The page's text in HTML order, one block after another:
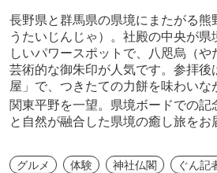
長野県と群馬県の県境にまたがる熊
うたいじんじゃ）。社殿の中央が県
しいパワースポットで、八咫烏（
芸術的な御朱印が人気です。参拝後
屋」で、つきたての力餅を味わいな
関東平野を一望。県境ボードでの記
と自然が融合した県境の癒し旅をお
グルメ 体験 神社仏閣 ぐん記